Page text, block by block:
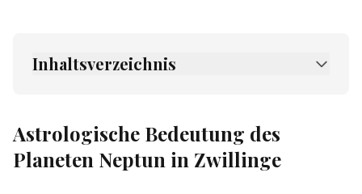
Inhaltsverzeichnis
2. Verwandte Seiten
Astrologische Bedeutung des
Planeten Neptun in Zwillinge